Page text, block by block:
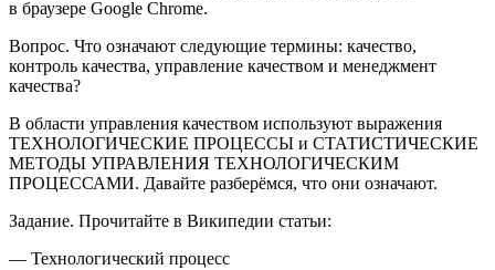
в браузере Google Chrome.
Вопрос. Что означают следующие термины: качество,
контроль качества, управление качеством и менеджмент
качества?
В области управления качеством используют выражения
ТЕХНОЛОГИЧЕСКИЕ ПРОЦЕССЫ и СТАТИСТИЧЕСКИЕ
МЕТОДЫ УПРАВЛЕНИЯ ТЕХНОЛОГИЧЕСКИМ
ПРОЦЕССАМИ. Давайте разберёмся, что они означают.
Задание. Прочитайте в Википедии статьи:
— Технологический процесс